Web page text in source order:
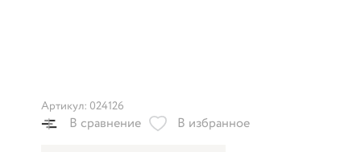
Артикул: 024126
В сравнение В избранное